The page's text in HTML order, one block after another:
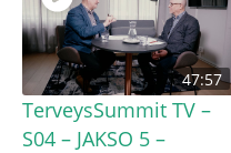
47:57
TerveysSummit TV –
S04 – JAKSO 5 –